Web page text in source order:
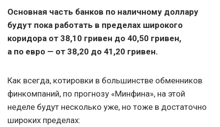
Основная часть банков по наличному доллару
будут пока работать в пределах широкого
коридора от 38,10 гривен до 40,50 гривен,
а по евро — от 38,20 до 41,20 гривен.
Как всегда, котировки в большинстве обменников
финкомпаний, по прогнозу «Минфина», на этой
неделе будут несколько уже, но тоже в достаточно
широких пределах: